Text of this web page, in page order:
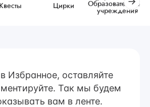
Квесты Цирки
Образовательные
учреждения
Избранное, оставляйте
Так мы будем
вам в ленте.